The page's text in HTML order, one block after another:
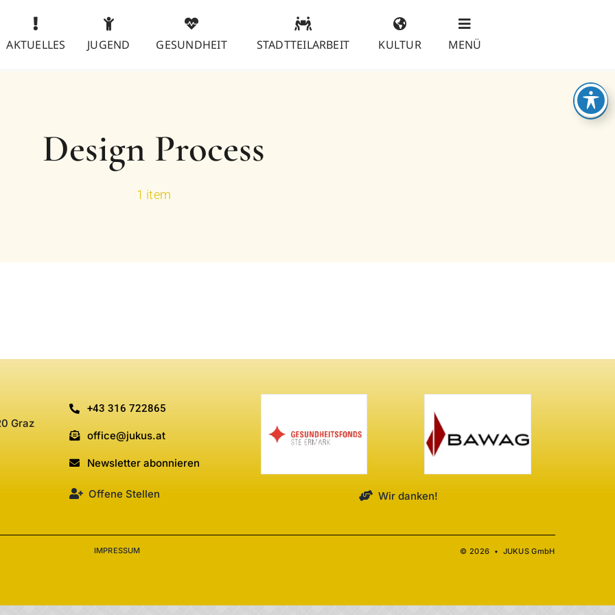
AKTUELLES JUGEND GESUNDHEIT STADTTEILARBEIT KULTUR MENÜ
Design Process
1 item
Graz
+43 316 722865
office@jukus.at
Newsletter abonnieren
Offene Stellen Wir danken!
IMPRESSUM © 2026 • JUKUS GmbH